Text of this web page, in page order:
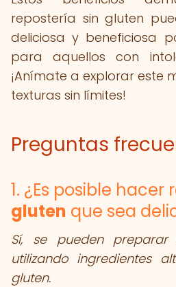
repostería sin gluten
deliciosa y beneficiosa
para aquellos con
¡Anímate a explorar este
texturas sin límites!
Preguntas
1. ¿Es posible hacer
gluten que sea
Sí, se pueden preparar
utilizando ingredientes
gluten.